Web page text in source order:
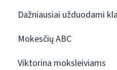
Dažniausiai užduodami
Mokesčių ABC
Viktorina moksleiviams